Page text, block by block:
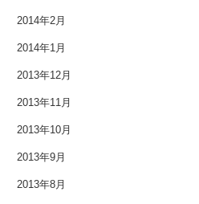
2014年2月
2014年1月
2013年12月
2013年11月
2013年10月
2013年9月
2013年8月